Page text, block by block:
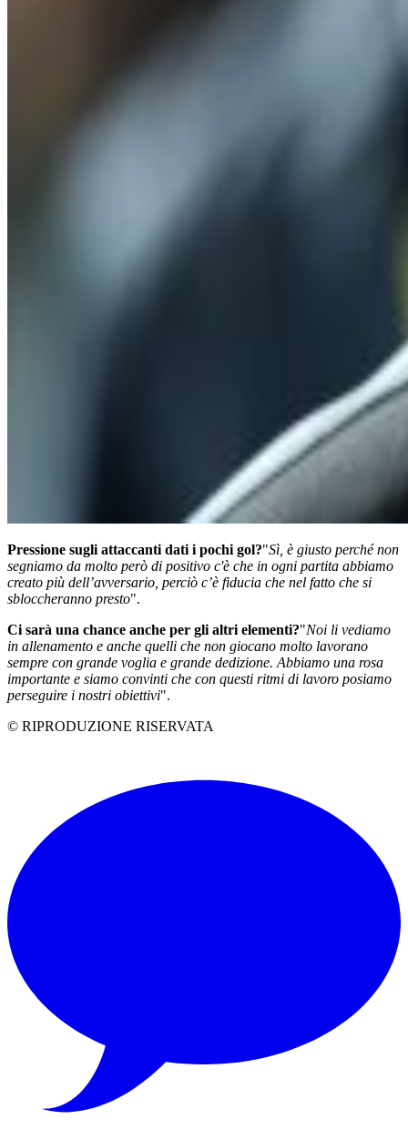
Pressione sugli attaccanti dati i pochi gol?"Sì, è giusto perché non
segniamo da molto però di positivo c'è che in ogni partita abbiamo
creato più dell’avversario, perciò c’è fiducia che nel fatto che si
sbloccheranno presto".
Ci sarà una chance anche per gli altri elementi?"Noi li vediamo
in allenamento e anche quelli che non giocano molto lavorano
sempre con grande voglia e grande dedizione. Abbiamo una rosa
importante e siamo convinti che con questi ritmi di lavoro posiamo
perseguire i nostri obiettivi".
© RIPRODUZIONE RISERVATA